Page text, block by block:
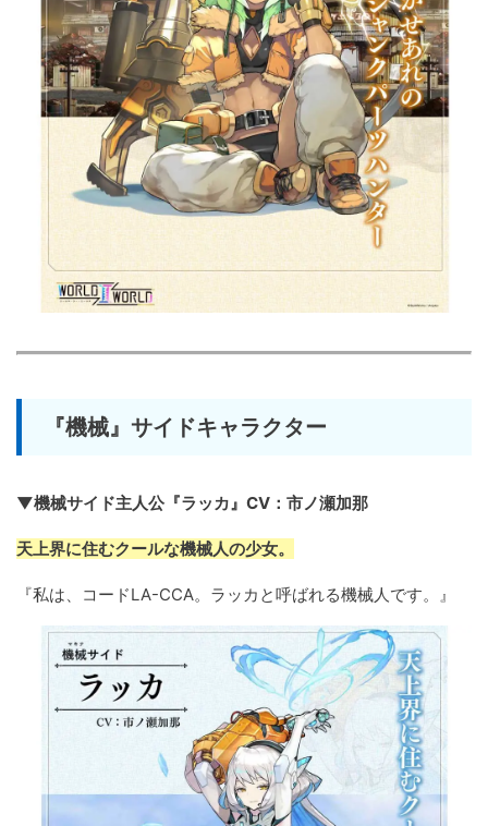
『機械』サイドキャラクター
▼機械サイド主人公『ラッカ』CV：市ノ瀬加那
天上界に住むクールな機械人の少女。
『私は、コードLA-CCA。ラッカと呼ばれる機械人です。』